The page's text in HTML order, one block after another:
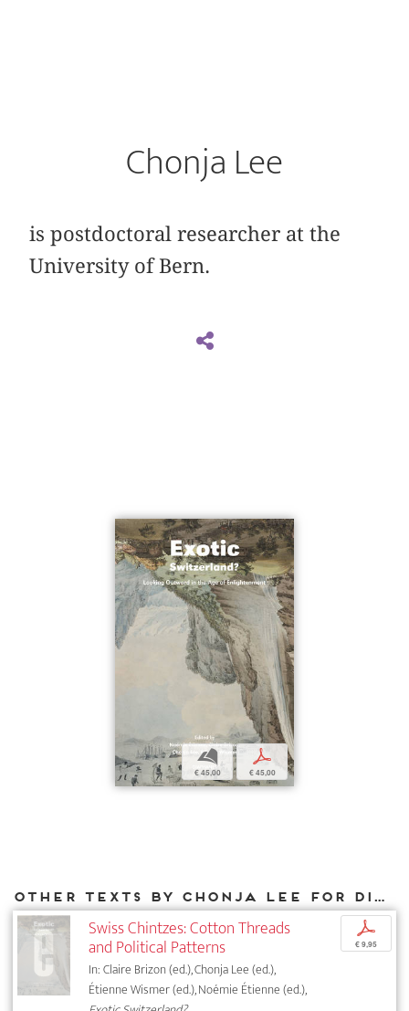
Chonja Lee
is postdoctoral researcher at the
University of Bern.
b
€ 45,00
p
€ 45,00
Other texts by Chonja Lee for DIAPHANES
Swiss Chintzes: Cotton Threads
and Political Patterns
In: Claire Brizon (ed.), Chonja Lee (ed.),
Étienne Wismer (ed.), Noémie Étienne (ed.),
p
€ 9,95